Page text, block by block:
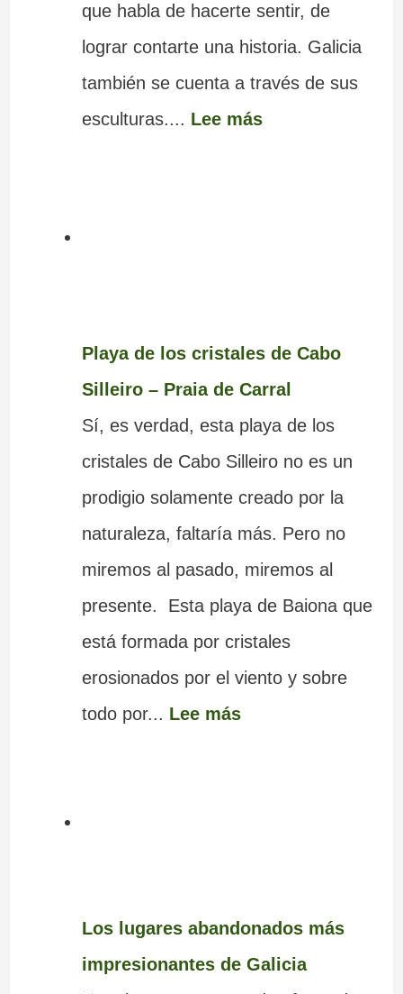
que habla de hacerte sentir, de
lograr contarte una historia. Galicia
también se cuenta a través de sus
esculturas.... Lee más
Playa de los cristales de Cabo
Silleiro – Praia de Carral
Sí, es verdad, esta playa de los
cristales de Cabo Silleiro no es un
prodigio solamente creado por la
naturaleza, faltaría más. Pero no
miremos al pasado, miremos al
presente. Esta playa de Baiona que
está formada por cristales
erosionados por el viento y sobre
todo por... Lee más
Los lugares abandonados más
impresionantes de Galicia